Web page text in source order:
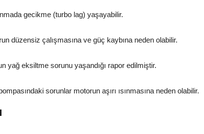
gecikme (turbo lag) yaşayabilir.
düzensiz çalışmasına ve güç kaybına neden olabilir.
yağ eksiltme sorunu yaşandığı rapor edilmiştir.
sorunlar motorun aşırı ısınmasına neden olabilir.